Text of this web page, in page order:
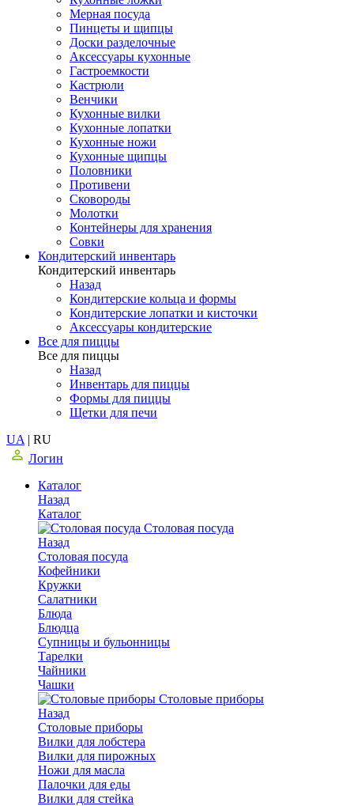
Мерная посуда
Пинцеты и щипцы
Доски разделочные
Аксессуары кухонные
Гастроемкости
Кастрюли
Венчики
Кухонные вилки
Кухонные лопатки
Кухонные ножи
Кухонные щипцы
Половники
Противени
Сковороды
Молотки
Контейнеры для хранения
Совки
Кондитерский инвентарь
Кондитерский инвентарь
Назад
Кондитерские кольца и формы
Кондитерские лопатки и кисточки
Аксессуары кондитерские
Все для пиццы
Все для пиццы
Назад
Инвентарь для пиццы
Формы для пиццы
Щетки для печи
UA | RU
Логин
Каталог
Назад
Каталог
Столовая посуда
Назад
Столовая посуда
Кофейники
Кружки
Салатники
Блюда
Блюдца
Супницы и бульонницы
Тарелки
Чайники
Чашки
Cтоловые приборы
Назад
Cтоловые приборы
Вилки для лобстера
Вилки для пирожных
Ножи для масла
Палочки для еды
Вилки для стейка